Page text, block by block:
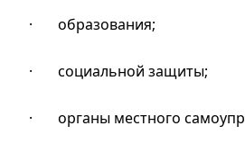
· образования;
· социальной защиты;
· органы местного